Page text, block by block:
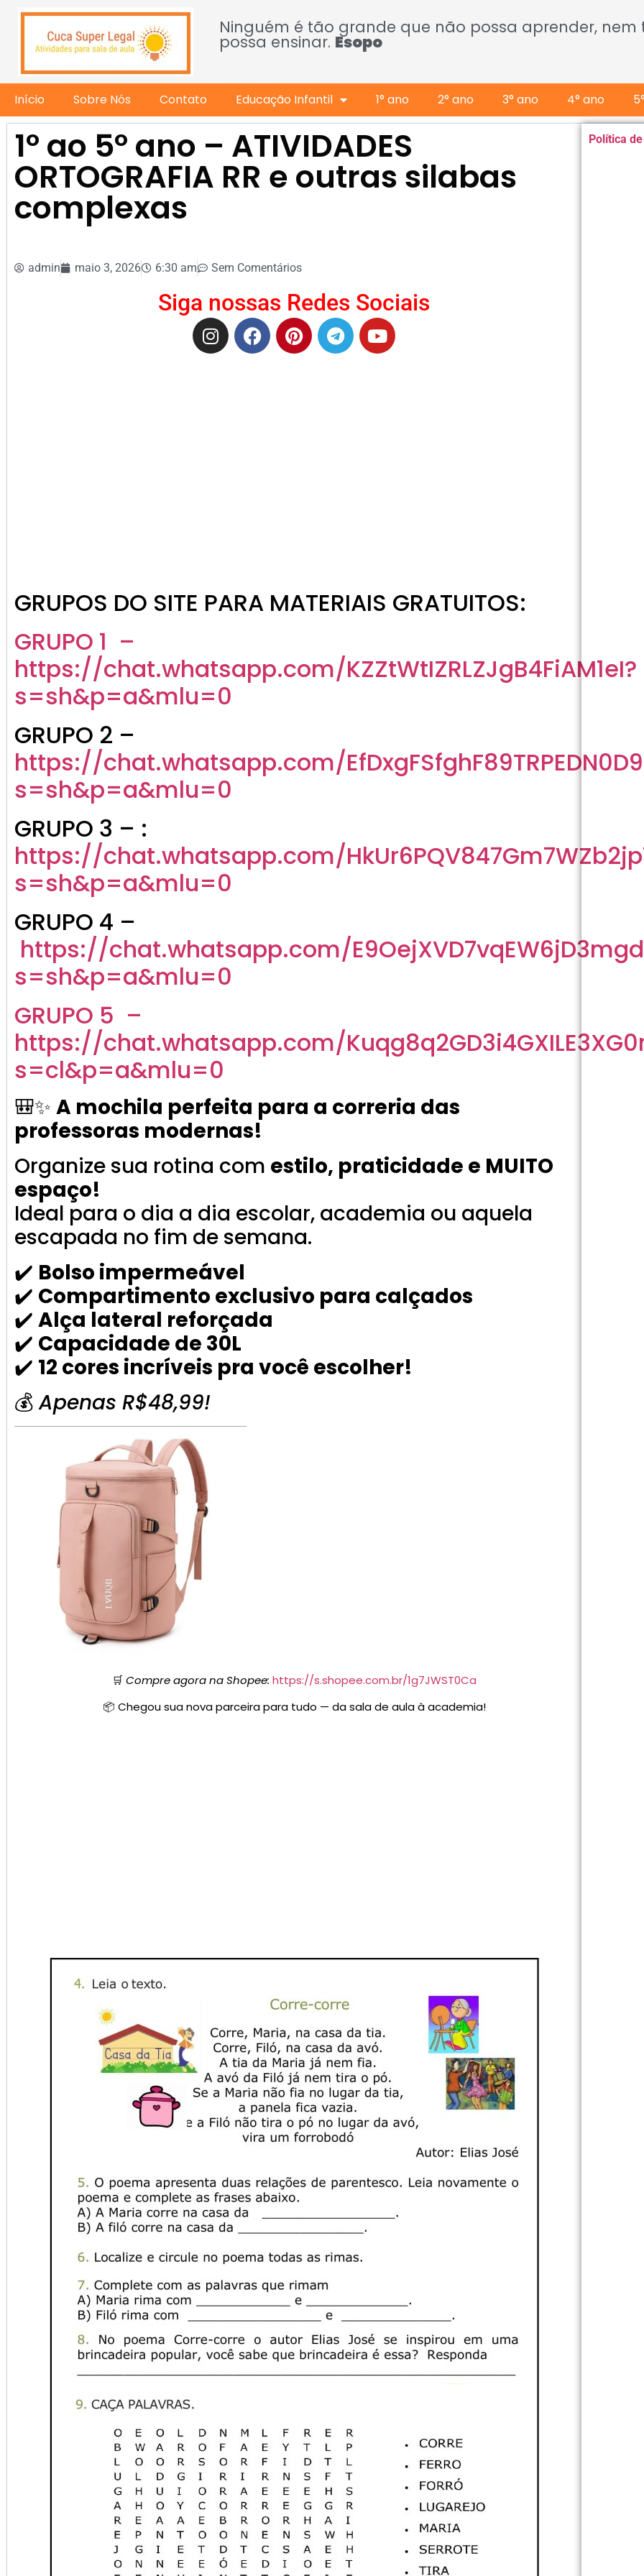
Ninguém é tão grande que não possa aprender,
possa ensinar. Esopo
Início Sobre Nós Contato Educação Infantil 1° ano 2° ano 3° ano 4° ano
1º ao 5º ano – ATIVIDADES
ORTOGRAFIA RR e outras silabas
complexas
admin maio 3, 2026 6:30 am Sem Comentários
Siga nossas Redes Sociais
GRUPOS DO SITE PARA MATERIAIS GRATUITOS:
GRUPO 1 –
https://chat.whatsapp.com/KZZtWtIZRLZJgB4FiAM1eI?
s=sh&p=a&mlu=0
GRUPO 2 –
https://chat.whatsapp.com/
s=sh&p=a&mlu=0
GRUPO 3 – :
https://chat.whatsapp.com/
s=sh&p=a&mlu=0
GRUPO 4 –
https://chat.whatsapp.com/
s=sh&p=a&mlu=0
GRUPO 5 –
https://chat.whatsapp.com/
s=cl&p=a&mlu=0
🎒✨ A mochila perfeita para a correria das
professoras modernas!
Organize sua rotina com estilo, praticidade e MUITO
espaço!
Ideal para o dia a dia escolar, academia ou aquela
escapada no fim de semana.
✔️ Bolso impermeável
✔️ Compartimento exclusivo para calçados
✔️ Alça lateral reforçada
✔️ Capacidade de 30L
✔️ 12 cores incríveis pra você escolher!
💰Apenas R$48,99!
🛒 Compre agora na Shopee: https://s.shopee.com.br/1g7JWST0Ca
📦 Chegou sua nova parceira para tudo — da sala de aula à academia!
Política